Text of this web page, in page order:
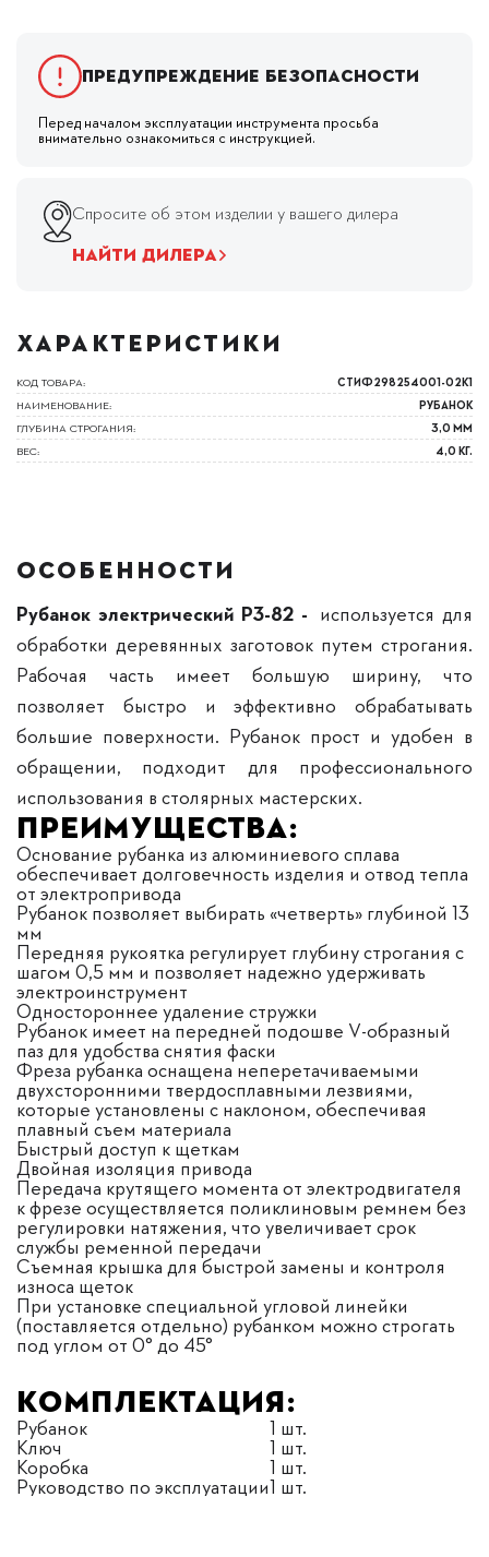
Предупреждение безопасности
Перед началом эксплуатации инструмента просьба
внимательно ознакомиться с инструкцией.
Спросите об этом изделии у вашего дилера
НАЙТИ ДИЛЕРА
ХАРАКТЕРИСТИКИ
КОД ТОВАРА:
СТИФ298254001-02К1
НАИМЕНОВАНИЕ:
РУБАНОК
ГЛУБИНА СТРОГАНИЯ:
3,0 ММ
ВЕС:
4,0 КГ.
ОСОБЕННОСТИ
Рубанок электрический Р3-82 - используется для
обработки деревянных заготовок путем строгания.
Рабочая часть имеет большую ширину, что
позволяет быстро и эффективно обрабатывать
большие поверхности. Рубанок прост и удобен в
обращении, подходит для профессионального
использования в столярных мастерских.
Преимущества:
Основание рубанка из алюминиевого сплава
обеспечивает долговечность изделия и отвод тепла
от электропривода
Рубанок позволяет выбирать «четверть» глубиной 13
мм
Передняя рукоятка регулирует глубину строгания с
шагом 0,5 мм и позволяет надежно удерживать
электроинструмент
Одностороннее удаление стружки
Рубанок имеет на передней подошве V-образный
паз для удобства снятия фаски
Фреза рубанка оснащена неперетачиваемыми
двухсторонними твердосплавными лезвиями,
которые установлены с наклоном, обеспечивая
плавный съем материала
Быстрый доступ к щеткам
Двойная изоляция привода
Передача крутящего момента от электродвигателя
к фрезе осуществляется поликлиновым ремнем без
регулировки натяжения, что увеличивает срок
службы ременной передачи
Съемная крышка для быстрой замены и контроля
износа щеток
При установке специальной угловой линейки
(поставляется отдельно) рубанком можно строгать
под углом от 0° до 45°
Комплектация:
Рубанок 1 шт.
Ключ 1 шт.
Коробка 1 шт.
Руководство по эксплуатации1 шт.